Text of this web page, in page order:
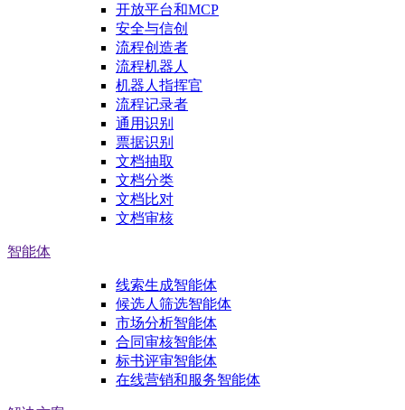
开放平台和MCP
安全与信创
流程创造者
流程机器人
机器人指挥官
流程记录者
通用识别
票据识别
文档抽取
文档分类
文档比对
文档审核
智能体
线索生成智能体
候选人筛选智能体
市场分析智能体
合同审核智能体
标书评审智能体
在线营销和服务智能体